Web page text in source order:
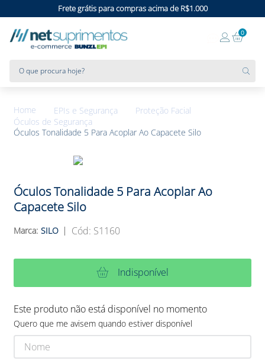
Frete grátis para compras acima de R$1.000
0
EPIs e Segurança
Proteção Facial
Óculos de Segurança
Óculos Tonalidade 5 Para Acoplar Ao Capacete Silo
Óculos Tonalidade 5 Para Acoplar Ao
Capacete Silo
SILO : S1160
Indisponível
Este produto não está disponível no momento
Quero que me avisem quando estiver disponível